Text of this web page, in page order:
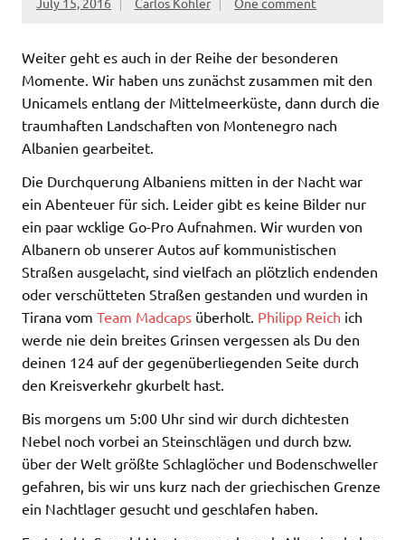
Weiter geht es auch in der Reihe der besonderen
Momente. Wir haben uns zunächst zusammen mit den
Unicamels entlang der Mittelmeerküste, dann durch die
traumhaften Landschaften von Montenegro nach
Albanien gearbeitet.
Die Durchquerung Albaniens mitten in der Nacht war
ein Abenteuer für sich. Leider gibt es keine Bilder nur
ein paar wcklige Go-Pro Aufnahmen. Wir wurden von
Albanern ob unserer Autos auf kommunistischen
Straßen ausgelacht, sind vielfach an plötzlich endenden
oder verschütteten Straßen gestanden und wurden in
Tirana vom Team Madcaps überholt. Philipp Reich ich
werde nie dein breites Grinsen vergessen als Du den
deinen 124 auf der gegenüberliegenden Seite durch
den Kreisverkehr gkurbelt hast.
Bis morgens um 5:00 Uhr sind wir durch dichtesten
Nebel noch vorbei an Steinschlägen und durch bzw.
über der Welt größte Schlaglöcher und Bodenschweller
gefahren, bis wir uns kurz nach der griechischen Grenze
ein Nachtlager gesucht und geschlafen haben.